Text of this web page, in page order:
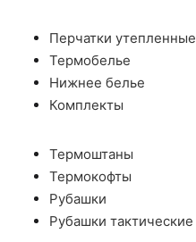
Перчатки утепленные
Термобелье
Нижнее белье
Комплекты
Термоштаны
Термокофты
Рубашки
Рубашки тактические